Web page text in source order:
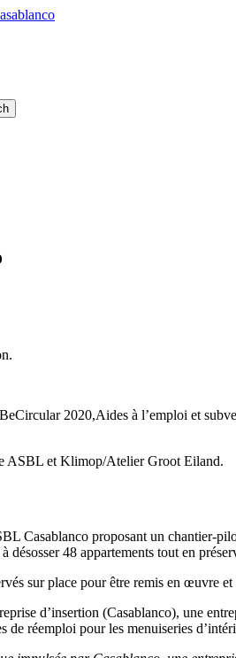
BeCircular 2020,Aides à l’emploi et
ASBL et Klimop/Atelier Groot Eiland.
Casablanco proposant un chantier-
désosser 48 appartements tout en
sur place pour être remis en œuvre
d’insertion (Casablanco), une
de réemploi pour les menuiseries